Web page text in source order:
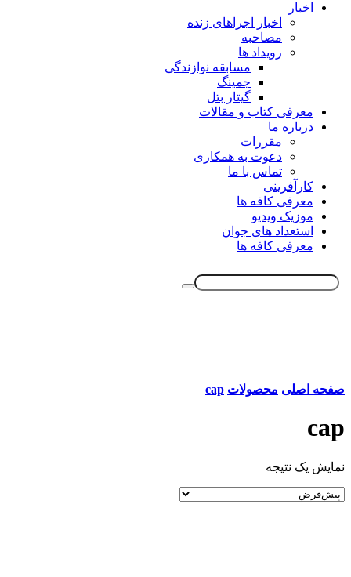
اخبار
اخبار اجراهای زنده
مصاحبه
رویداد ها
مسابقه نوازندگی
جمینگ
گیتار بتل
معرفی کتاب و مقالات
درباره ما
مقررات
دعوت به همکاری
تماس با ما
کارآفرینی
معرفی کافه ها
موزیک ویدیو
استعداد های جوان
معرفی کافه ها
صفحه اصلی محصولات cap
cap
نمایش یک نتیجه